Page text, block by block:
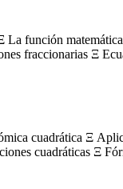
función
fraccionarias Ξ
cuadrática Ξ
cuadráticas Ξ